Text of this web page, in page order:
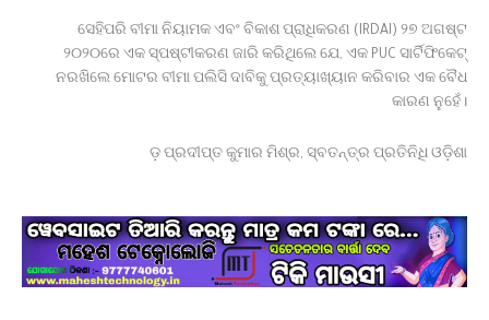
ସେହିପରି ବୀମା ନିୟାମକ ଏବଂ ବିକାଶ ପ୍ରାଧିକରଣ (IRDAI) ୨୭ ଅଗଷ୍ଟ
୨୦୨୦ରେ ଏକ ସ୍ପଷ୍ଟୀକରଣ ଜାରି କରିଥିଲେ ଯେ, ଏକ PUC ସାର୍ଟିଫିକେଟ୍
ନରଖିଲେ ମୋଟର ବୀମା ପଲିସି ଦାବିକୁ ପ୍ରତ୍ୟାଖ୍ୟାନ କରିବାର ଏକ ବୈଧ
କାରଣ ନୁହେଁ।
ଡ଼ ପ୍ରଦୀପ୍ତ କୁମାର ମିଶ୍ର, ସ୍ବତନ୍ତ୍ର ପ୍ରତିନିଧି ଓଡ଼ିଶା